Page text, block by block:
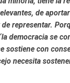
de
representar.
democracia se
sostiene con
necesita